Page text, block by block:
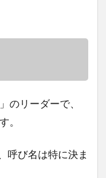
のリーダーで、
。
呼び名は特に決ま